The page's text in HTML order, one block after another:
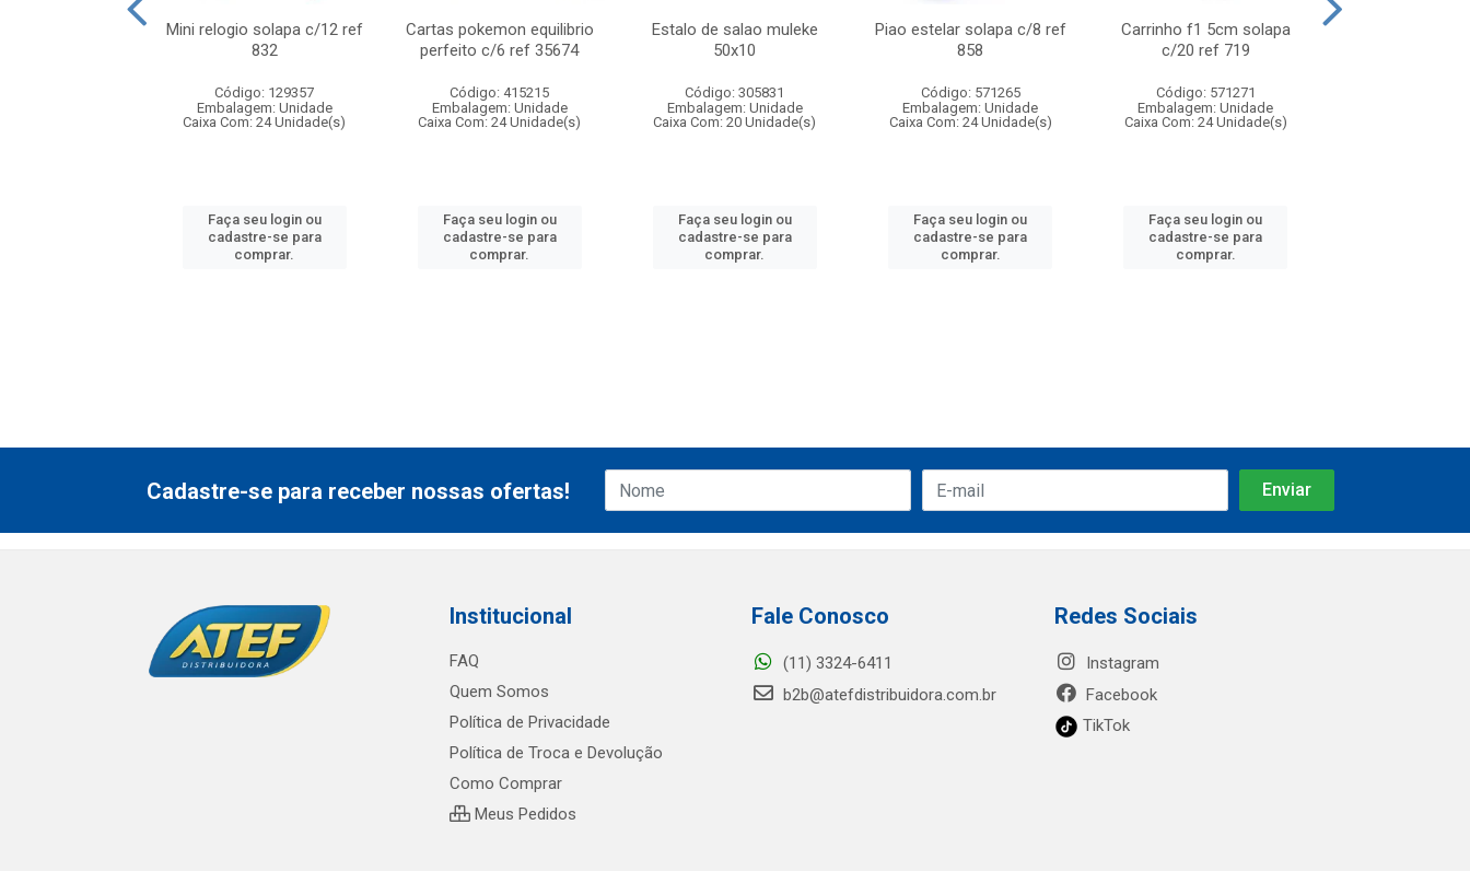
Mini relogio solapa c/12 ref
832
Código: 129357
Embalagem: Unidade
Caixa Com: 24 Unidade(s)
Faça seu login ou
cadastre-se para
comprar.
Cartas pokemon equilibrio
perfeito c/6 ref 35674
Código: 415215
Embalagem: Unidade
Caixa Com: 24 Unidade(s)
Faça seu login ou
cadastre-se para
comprar.
Estalo de salao muleke
50x10
Código: 305831
Embalagem: Unidade
Caixa Com: 20 Unidade(s)
Faça seu login ou
cadastre-se para
comprar.
Piao estelar solapa c/8 ref
858
Código: 571265
Embalagem: Unidade
Caixa Com: 24 Unidade(s)
Faça seu login ou
cadastre-se para
comprar.
Carrinho f1 5cm solapa
c/20 ref 719
Código: 571271
Embalagem: Unidade
Caixa Com: 24 Unidade(s)
Faça seu login ou
cadastre-se para
comprar.
Cadastre-se para receber nossas ofertas!
Institucional
FAQ
Quem Somos
Política de Privacidade
Política de Troca e Devolução
Como Comprar
Meus Pedidos
Fale Conosco
(11) 3324-6411
b2b@atefdistribuidora.com.br
Redes Sociais
Instagram
Facebook
TikTok